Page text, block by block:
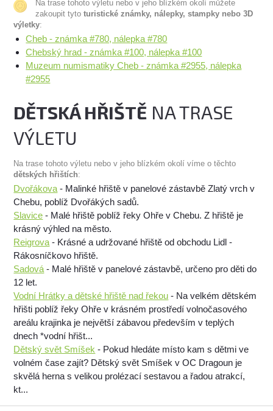
Na trase tohoto výletu nebo v jeho blízkém okolí můžete
zakoupit tytoturistické známky, nálepky, stampky nebo 3D
výletky:
Cheb - známka #780, nálepka #780
Chebský hrad - známka #100, nálepka #100
Muzeum numismatiky Cheb - známka #2955, nálepka
#2955
DĚTSKÁ HŘIŠTĚ NA TRASE
VÝLETU
Na trase tohoto výletu nebo v jeho blízkém okolí víme o těchto
dětských hřištích:
Dvořákova - Malinké hřiště v panelové zástavbě Zlatý vrch v
Chebu, poblíž Dvořákých sadů.
Slavice - Malé hřiště poblíž řeky Ohře v Chebu. Z hřiště je
krásný výhled na město.
Reigrova - Krásné a udržované hřiště od obchodu Lidl -
Rákosníčkovo hřiště.
Sadová - Malé hřiště v panelové zástavbě, určeno pro děti do
12 let.
Vodní Hrátky a dětské hřiště nad řekou - Na velkém dětském
hřišti poblíž řeky Ohře v krásném prostředí volnočasového
areálu krajinka je největší zábavou především v teplých
dnech *vodní hřišt...
Dětský svět Smíšek - Pokud hledáte místo kam s dětmi ve
volném čase zajít? Dětský svět Smíšek v OC Dragoun je
skvělá herna s velikou prolézací sestavou a řadou atrakcí,
kt...